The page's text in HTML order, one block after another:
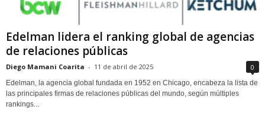
Edelman lidera el ranking global de agencias
de relaciones públicas
Diego Mamani Coarita - 11 de abril de 2025 0
Edelman, la agencia global fundada en 1952 en Chicago, encabeza la lista de
las principales firmas de relaciones públicas del mundo, según múltiples
rankings...